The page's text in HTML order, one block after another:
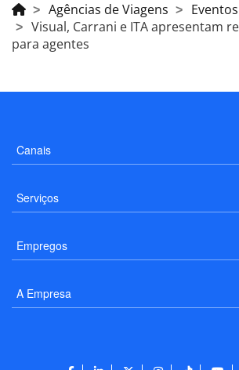
Agências de Viagens
Eventos
Visual, Carrani e ITA apresentam
para agentes
Canais
Serviços
Empregos
A Empresa